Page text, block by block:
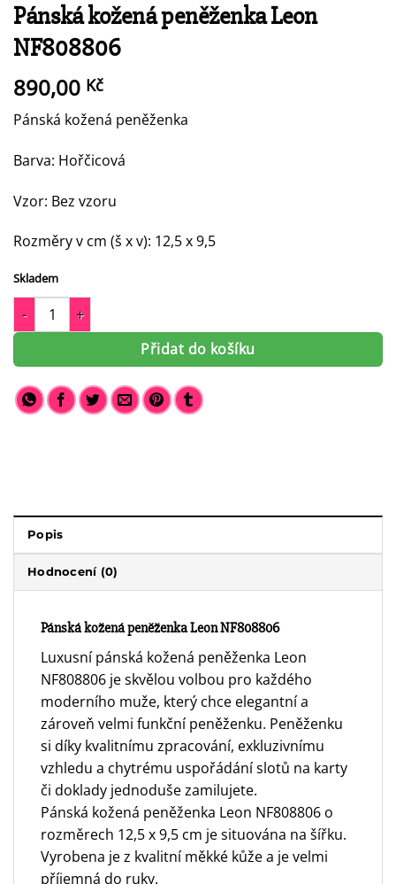
Pánská kožená peněženka Leon
NF808806
890,00 Kč
Pánská kožená peněženka
Barva: Hořčicová
Vzor: Bez vzoru
Rozměry v cm (š x v): 12,5 x 9,5
Skladem
Pánská kožená peněženka Leon NF808806 množství
Přidat do košíku
Popis
Hodnocení (0)
Pánská kožená peněženka Leon NF808806
Luxusní pánská kožená peněženka Leon
NF808806 je skvělou volbou pro každého
moderního muže, který chce elegantní a
zároveň velmi funkční peněženku. Peněženku
si díky kvalitnímu zpracování, exkluzivnímu
vzhledu a chytrému uspořádání slotů na karty
či doklady jednoduše zamilujete.
Pánská kožená peněženka Leon NF808806 o
rozměrech 12,5 x 9,5 cm je situována na šířku.
Vyrobena je z kvalitní měkké kůže a je velmi
příjemná do ruky.